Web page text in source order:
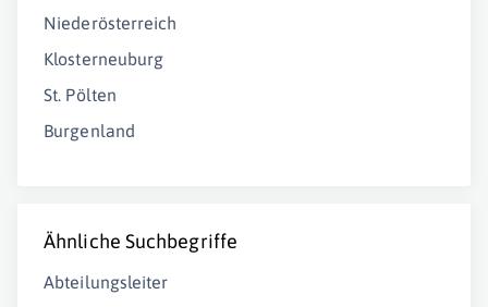
Niederösterreich
Klosterneuburg
St. Pölten
Burgenland
Ähnliche Suchbegriffe
Abteilungsleiter